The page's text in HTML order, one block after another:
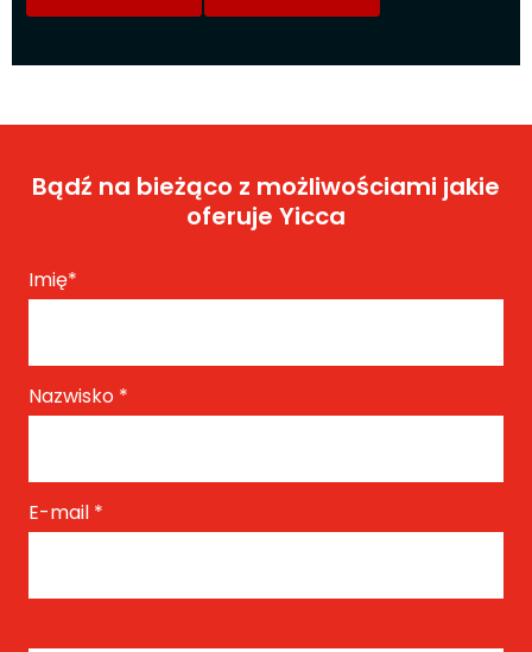
Bądź na bieżąco z możliwościami jakie
oferuje Yicca
Imię*
Nazwisko *
E-mail *